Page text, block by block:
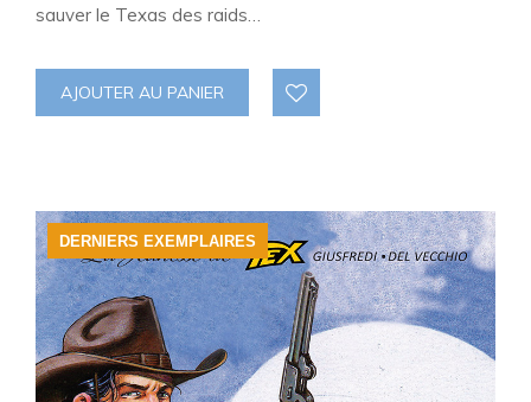
sauver le Texas des raids…
AJOUTER AU PANIER
DERNIERS EXEMPLAIRES